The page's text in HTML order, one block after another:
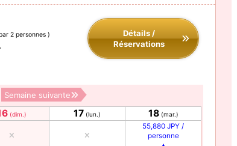
2 personnes )
Détails /
Réservations
Semaine suivante
(dim.) 17 (lun.) 18 (mar.)
55,880 JPY /
personne